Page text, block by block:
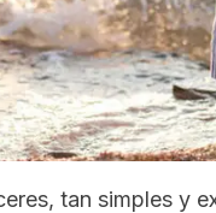
tan simples y